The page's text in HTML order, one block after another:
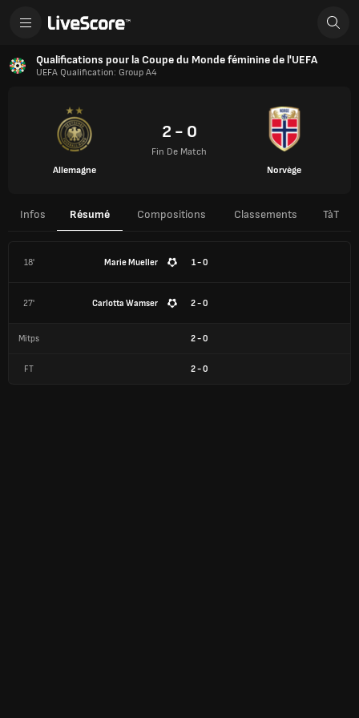
Qualifications pour la Coupe du Monde féminine de l'UEFA
UEFA Qualification: Group A4
Allemagne
2 - 0
Fin De Match
Norvège
Infos Résumé Compositions Classements TàT
18' Marie Mueller 1 - 0
27' Carlotta Wamser 2 - 0
Mitps 2-0
FT 2-0